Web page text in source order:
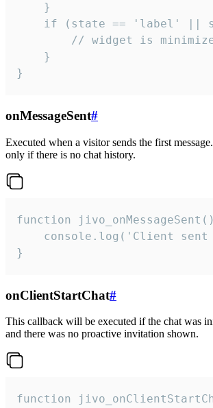
    }
if (state == 'label' ||
// widget is
    }
}
onMessageSent#
Executed when a visitor sends the first
only if there is no chat history.
function
console.log('Client
}
onClientStartChat#
This callback will be executed if the chat was
and there was no proactive invitation shown.
function